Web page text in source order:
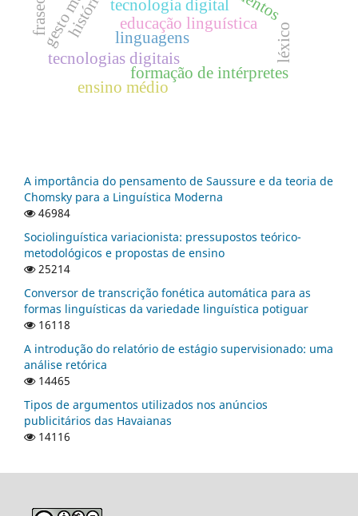
linguagens
tecnologia digital
educação linguística
tecnologias digitais
formação de intérpretes
ensino médio
léxico
A importância do pensamento de Saussure e da teoria de
Chomsky para a Linguística Moderna
46984
Sociolinguística variacionista: pressupostos teórico-
metodológicos e propostas de ensino
25214
Conversor de transcrição fonética automática para as
formas linguísticas da variedade linguística potiguar
16118
A introdução do relatório de estágio supervisionado: uma
análise retórica
14465
Tipos de argumentos utilizados nos anúncios
publicitários das Havaianas
14116